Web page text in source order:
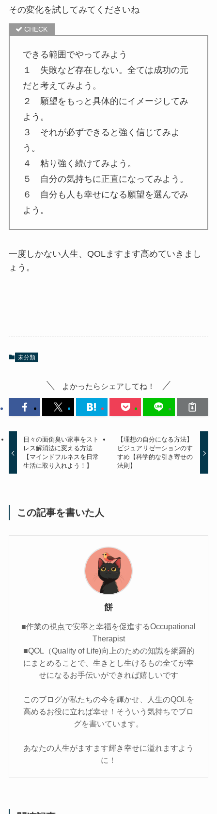
その変化を試してみてくださいね
できる範囲でやってみよう
１ 失敗など存在しない。全ては成功の元
だと考えてみよう。
２ 願望をもっと具体的にイメージしてみ
よう。
３ それが必ずできると強く信じてみよ
う。
４ 粘り強く続けてみよう。
５ 自分の気持ちに正直になってみよう。
６ 自分も人も幸せになる願望を選んでみ
よう。
一度しかない人生、QOLますます高めていきまし
ょう。
未分類
よかったらシェアしてね！
日々の面倒臭い家事をスト
レス解消法に変える方法
【マインドフルネスを日常
生活に取り入れよう！】
【理想の自分になる方法】
ビジュアリゼーションのす
すめ【科学的な引き寄せの
法則】
この記事を書いた人
餅
■作業の視点で安寧と幸福を促進するOccupational
Therapist
■QOL（Quality of Life)向上のための知識を網羅的
にまとめることで、生きとし生けるもの全てが幸
せになるお手伝いができれば嬉しいです
このブログが私たちの今を輝かせ、人生のQOLを
高めるお役に立れば幸せ！そういう気持ちでブロ
グを書いています。
あなたの人生がますます輝き幸せに溢れますよう
に！